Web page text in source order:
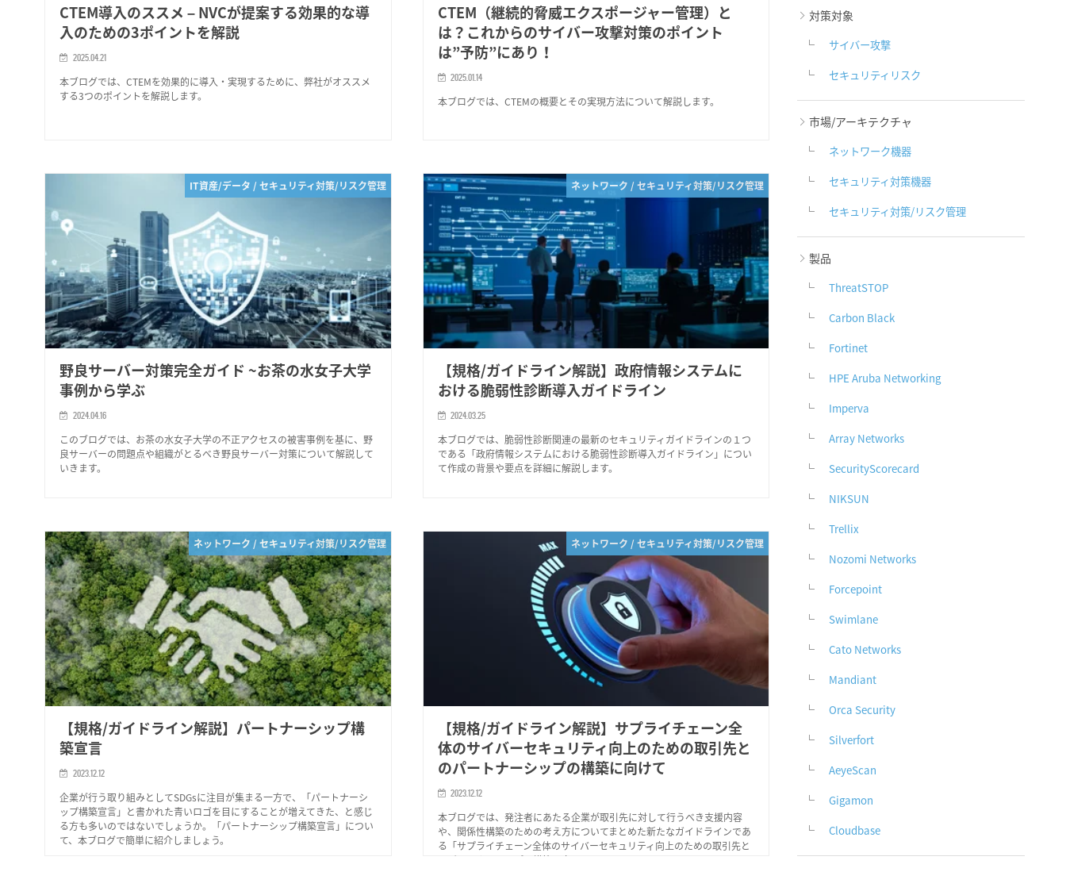
CTEM導入のススメ – NVCが提案する効果的な導
入のための3ポイントを解説
2025.04.21
本ブログでは、CTEMを効果的に導入・実現するために、弊社がオススメ
する3つのポイントを解説します。
CTEM（継続的脅威エクスポージャー管理）と
は？これからのサイバー攻撃対策のポイント
は”予防”にあり！
2025.01.14
本ブログでは、CTEMの概要とその実現方法について解説します。
IT資産/データ / セキュリティ対策/リスク管理
野良サーバー対策完全ガイド ~お茶の水女子大学
事例から学ぶ
2024.04.16
このブログでは、お茶の水女子大学の不正アクセスの被害事例を基に、野
良サーバーの問題点や組織がとるべき野良サーバー対策について解説して
いきます。
ネットワーク / セキュリティ対策/リスク管理
【規格/ガイドライン解説】政府情報システムに
おける脆弱性診断導入ガイドライン
2024.03.25
本ブログでは、脆弱性診断関連の最新のセキュリティガイドラインの１つ
である「政府情報システムにおける脆弱性診断導入ガイドライン」につい
て作成の背景や要点を詳細に解説します。
ネットワーク / セキュリティ対策/リスク管理
【規格/ガイドライン解説】パートナーシップ構
築宣言
2023.12.12
企業が行う取り組みとしてSDGsに注目が集まる一方で、「パートナーシ
ップ構築宣言」と書かれた青いロゴを目にすることが増えてきた、と感じ
る方も多いのではないでしょうか。「パートナーシップ構築宣言」につい
て、本ブログで簡単に紹介しましょう。
ネットワーク / セキュリティ対策/リスク管理
【規格/ガイドライン解説】サプライチェーン全
体のサイバーセキュリティ向上のための取引先と
のパートナーシップの構築に向けて
2023.12.12
本ブログでは、発注者にあたる企業が取引先に対して行うべき支援内容
や、関係性構築のための考え方についてまとめた新たなガイドラインであ
る「サプライチェーン全体のサイバーセキュリティ向上のための取引先と
のパートナーシップの構築に向けて」について、...
対策対象
サイバー攻撃
セキュリティリスク
市場/アーキテクチャ
ネットワーク機器
セキュリティ対策機器
セキュリティ対策/リスク管理
製品
ThreatSTOP
Carbon Black
Fortinet
HPE Aruba Networking
Imperva
Array Networks
SecurityScorecard
NIKSUN
Trellix
Nozomi Networks
Forcepoint
Swimlane
Cato Networks
Mandiant
Orca Security
Silverfort
AeyeScan
Gigamon
Cloudbase